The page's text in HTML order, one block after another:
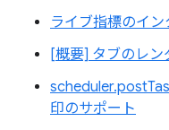
ライブ指標のイ
[概要] タブのレ
印のサポート